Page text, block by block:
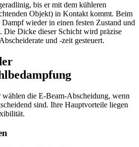
bis er mit dem kühleren
Objekt) in Kontakt kommt. Beim
Dampf wieder in einen festen Zustand und
Die Dicke dieser Schicht wird präzise
und -zeit gesteuert.
die E-Beam-Abscheidung, wenn
sind. Ihre Hauptvorteile liegen